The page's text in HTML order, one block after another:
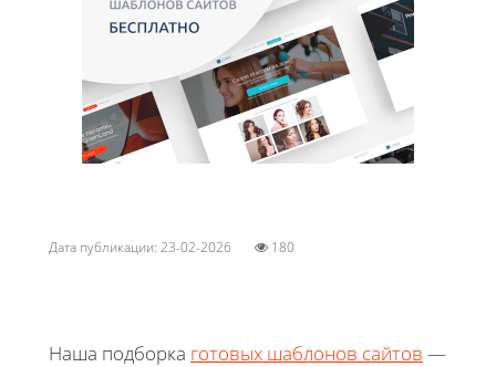
Дата публикации: 23-02-2026 180
Наша подборка готовых шаблонов сайтов —